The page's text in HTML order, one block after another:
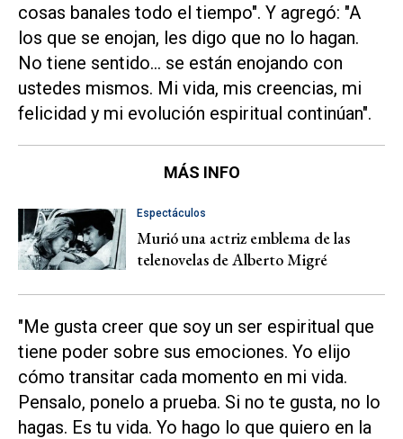
cosas banales todo el tiempo". Y agregó: "A
los que se enojan, les digo que no lo hagan.
No tiene sentido... se están enojando con
ustedes mismos. Mi vida, mis creencias, mi
felicidad y mi evolución espiritual continúan".
MÁS INFO
Espectáculos
Murió una actriz emblema de las
telenovelas de Alberto Migré
"Me gusta creer que soy un ser espiritual que
tiene poder sobre sus emociones. Yo elijo
cómo transitar cada momento en mi vida.
Pensalo, ponelo a prueba. Si no te gusta, no lo
hagas. Es tu vida. Yo hago lo que quiero en la